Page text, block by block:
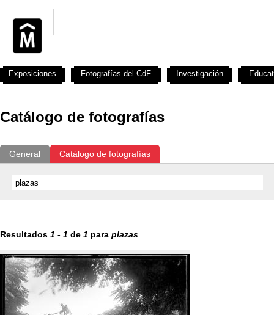
Catálogo de fotografías
General Catálogo de fotografías
Resultados 1 - 1 de 1 para plazas
Exposiciones Fotografías del CdF Investigación